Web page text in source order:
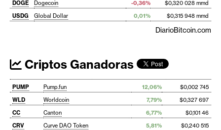
DOGE Dogecoin -0,36%
$0,320 028 mmd
USDG
Global Dollar 0,01% $0,315 948 mmd
DiarioBitcoin.com
Criptos Ganadoras
PUMP Pump.fun 12,06%
$0,002 745
WLD
Worldcoin 7,79%
$0,327 697
CC
Canton 6,77%
$0,101 46
CRV
Curve DAO Token 5,81%
$0,240 515